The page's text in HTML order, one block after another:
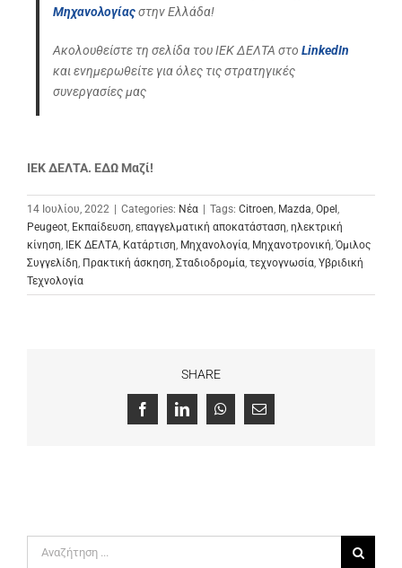
Μηχανολογίαςστην Ελλάδα!
Ακολουθείστε τη σελίδα του ΙΕΚ ΔΕΛΤΑ στο LinkedIn
και ενημερωθείτε για όλες τις στρατηγικές
συνεργασίες μας
ΙΕΚ ΔΕΛΤΑ. ΕΔΩ Μαζί!
14 Ιουλίου, 2022 | Categories: Νέα | Tags: Citroen Mazda Opel
Peugeot Εκπαίδευση επαγγελματική αποκατάσταση ηλεκτρική
κίνηση ΙΕΚ ΔΕΛΤΑ Κατάρτιση Μηχανολογία Μηχανοτρονική Όμιλος
Συγγελίδη Πρακτική άσκηση Σταδιοδρομία τεχνογνωσία Υβριδική
Τεχνολογία
SHARE
FacebookLinkedInWhatsApp
Email